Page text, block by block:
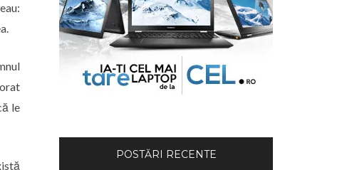
le
POSTĂRI RECENTE